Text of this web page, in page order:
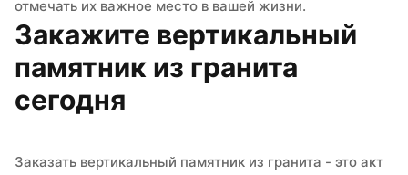
отмечать их важное место в вашей жизни.
Закажите вертикальный
памятник из гранита
сегодня
Заказать вертикальный памятник из гранита - это акт